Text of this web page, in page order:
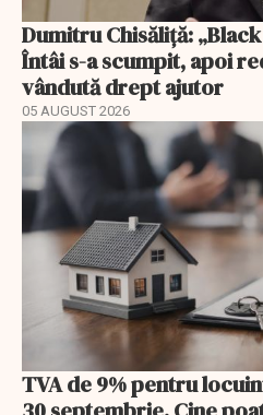
Dumitru Chisăliță:
Întâi s-a scumpit, apoi
vândută drept ajutor
05 AUGUST 2026
TVA de 9% pentru